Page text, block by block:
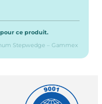
ce produit.
Stepwedge – Gammex